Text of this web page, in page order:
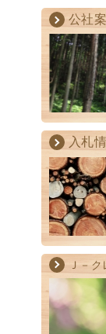
公社
入札
Ｊ－